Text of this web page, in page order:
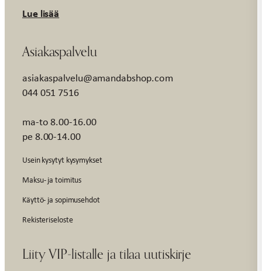
Lue lisää
Asiakaspalvelu
asiakaspalvelu@amandabshop.com
044 051 7516
ma-to 8.00-16.00
pe 8.00-14.00
Usein kysytyt kysymykset
Maksu- ja toimitus
Käyttö- ja sopimusehdot
Rekisteriseloste
Liity VIP-listalle ja tilaa uutiskirje